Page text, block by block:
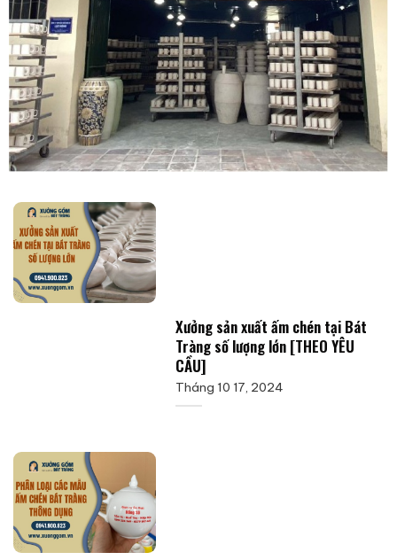
Xưởng sản xuất ấm chén tại Bát
Tràng số lượng lớn [THEO YÊU
CẦU]
Tháng 10 17, 2024